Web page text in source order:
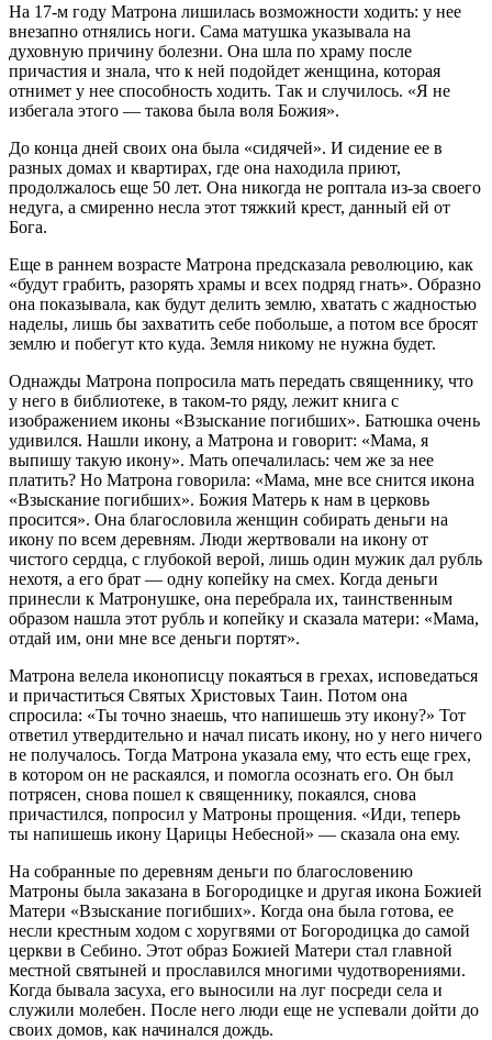
На 17-м году Матрона лишилась возможности ходить: у нее
внезапно отнялись ноги. Сама матушка указывала на
духовную причину болезни. Она шла по храму после
причастия и знала, что к ней подойдет женщина, которая
отнимет у нее способность ходить. Так и случилось. «Я не
избегала этого — такова была воля Божия».
До конца дней своих она была «сидячей». И сидение ее в
разных домах и квартирах, где она находила приют,
продолжалось еще 50 лет. Она никогда не роптала из-за своего
недуга, а смиренно несла этот тяжкий крест, данный ей от
Бога.
Еще в раннем возрасте Матрона предсказала революцию, как
«будут грабить, разорять храмы и всех подряд гнать». Образно
она показывала, как будут делить землю, хватать с жадностью
наделы, лишь бы захватить себе побольше, а потом все бросят
землю и побегут кто куда. Земля никому не нужна будет.
Однажды Матрона попросила мать передать священнику, что
у него в библиотеке, в таком-то ряду, лежит книга с
изображением иконы «Взыскание погибших». Батюшка очень
удивился. Нашли икону, а Матрона и говорит: «Мама, я
выпишу такую икону». Мать опечалилась: чем же за нее
платить? Но Матрона говорила: «Мама, мне все снится икона
«Взыскание погибших». Божия Матерь к нам в церковь
просится». Она благословила женщин собирать деньги на
икону по всем деревням. Люди жертвовали на икону от
чистого сердца, с глубокой верой, лишь один мужик дал рубль
нехотя, а его брат — одну копейку на смех. Когда деньги
принесли к Матронушке, она перебрала их, таинственным
образом нашла этот рубль и копейку и сказала матери: «Мама,
отдай им, они мне все деньги портят».
Матрона велела иконописцу покаяться в грехах, исповедаться
и причаститься Святых Христовых Таин. Потом она
спросила: «Ты точно знаешь, что напишешь эту икону?» Тот
ответил утвердительно и начал писать икону, но у него ничего
не получалось. Тогда Матрона указала ему, что есть еще грех,
в котором он не раскаялся, и помогла осознать его. Он был
потрясен, снова пошел к священнику, покаялся, снова
причастился, попросил у Матроны прощения. «Иди, теперь
ты напишешь икону Царицы Небесной» — сказала она ему.
На собранные по деревням деньги по благословению
Матроны была заказана в Богородицке и другая икона Божией
Матери «Взыскание погибших». Когда она была готова, ее
несли крестным ходом с хоругвями от Богородицка до самой
церкви в Себино. Этот образ Божией Матери стал главной
местной святыней и прославился многими чудотворениями.
Когда бывала засуха, его выносили на луг посреди села и
служили молебен. После него люди еще не успевали дойти до
своих домов, как начинался дождь.